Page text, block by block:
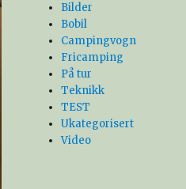
Bilder
Bobil
Campingvogn
Fricamping
På tur
Teknikk
TEST
Ukategorisert
Video